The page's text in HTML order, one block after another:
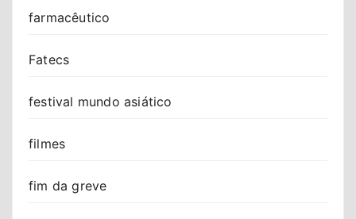
farmacêutico
Fatecs
festival mundo asiático
filmes
fim da greve